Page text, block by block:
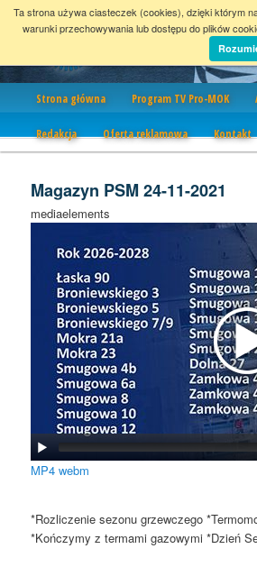
Strona główna Program TV Pro-MOK
Redakcja Oferta reklamowa Kontakt
Magazyn PSM 24-11-2021
mediaelements
MP4 webm
*Rozliczenie sezonu grzewczego
*Kończymy z termami gazowymi *Dzień
Ta strona używa ciasteczek (cookies), dzięki którym
warunki przechowywania lub dostępu do plików